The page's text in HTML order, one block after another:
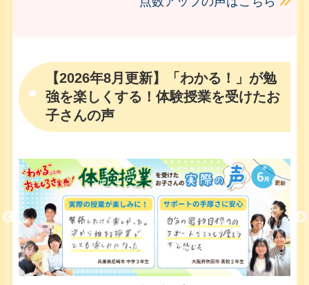
【2026年8月更新】「わかる！」が勉
強を楽しくする！体験授業を受けたお
子さんの声